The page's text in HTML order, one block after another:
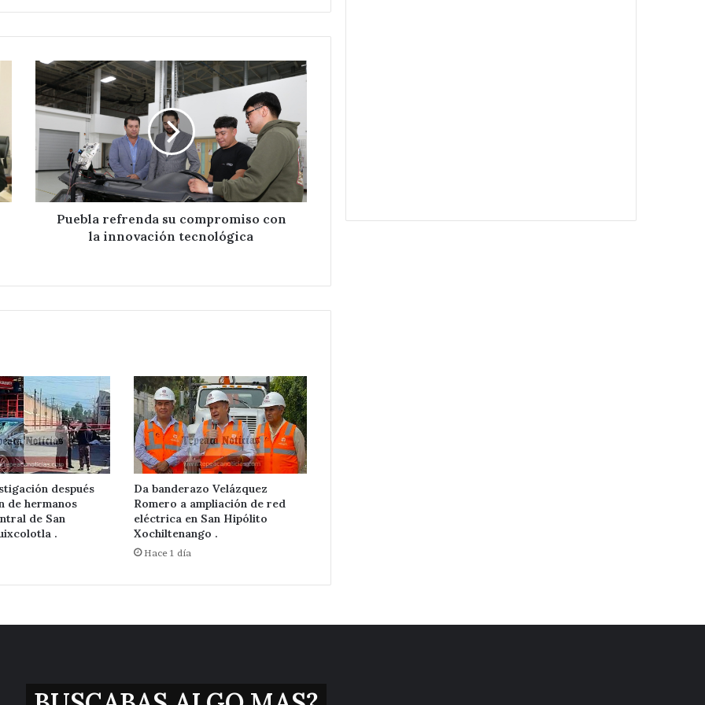
Puebla
refrenda
su
compromiso
con
la
innovación
tecnológica
Puebla refrenda su compromiso con
la innovación tecnológica
después
de hermanos
de San
.
Da banderazo Velázquez
Romero a ampliación de red
eléctrica en San Hipólito
Xochiltenango .
Hace 1 día
Red